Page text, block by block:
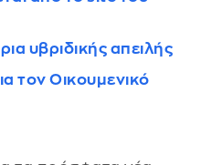
υβριδικής απειλής
τον Οικουμενικό